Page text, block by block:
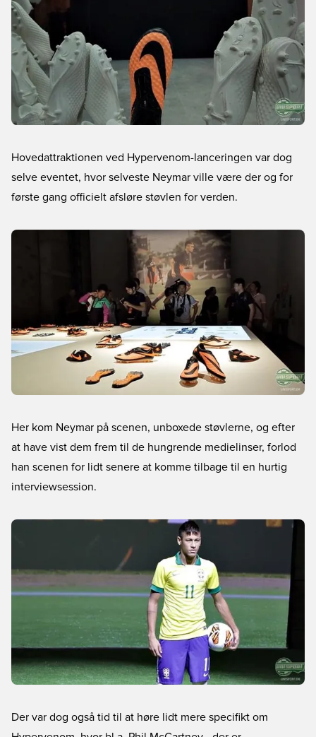
Hovedattraktionen ved Hypervenom-lanceringen var dog
selve eventet, hvor selveste Neymar ville være der og for
første gang officielt afsløre støvlen for verden.
Her kom Neymar på scenen, unboxede støvlerne, og efter
at have vist dem frem til de hungrende medielinser, forlod
han scenen for lidt senere at komme tilbage til en hurtig
interviewsession.
Der var dog også tid til at høre lidt mere specifikt om